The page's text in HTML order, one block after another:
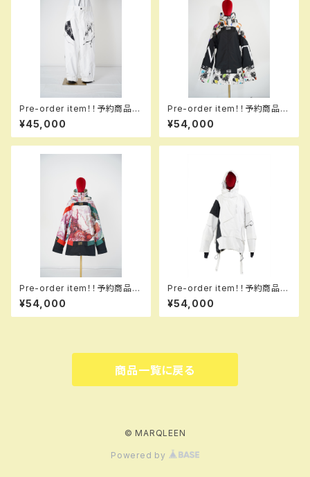
Pre-order item！！予約商品で
す！！MQ07503 EM ＋＋＋ pa
nts EM 002 mrqw em！！送料
無料（日本国内のみ）サービス中
¥45,000
Pre-order item！！予約商品で
す！！MQ07000EM GALAXXX
Y jacket EM 991 dflbk e
m！！送料無料（日本国内のみ）
¥54,000
Pre-order item！！予約商品で
す！！MQ07000 GALAXXXY j
acket 913 sk！！送料無料（日
本国内のみ）サービス中です！！
¥54,000
Pre-order item！！予約商品で
す！！MQ07003 EM2 +++ jac
ket EM2 001 trapw em！！送
料無料（日本国内のみ）サービス
¥54,000
商品一覧に戻る
© MARQLEEN
Powered by